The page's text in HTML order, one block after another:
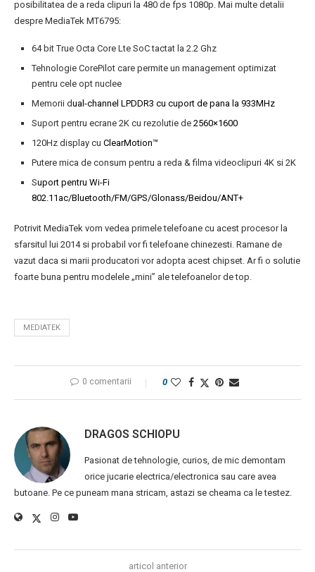
posibilitatea de a reda clipuri la 480 de fps 1080p. Mai multe detalii
despre MediaTek MT6795:
64 bit True Octa Core Lte SoC tactat la 2.2 Ghz
Tehnologie CorePilot care permite un management optimizat
pentru cele opt nuclee
Memorii dual-channel LPDDR3 cu cuport de pana la 933MHz
Suport pentru ecrane 2K cu rezolutie de 2560×1600
120Hz display cu ClearMotion™
Putere mica de consum pentru a reda & filma videoclipuri 4K si 2K
Suport pentru Wi-Fi
802.11ac/Bluetooth/FM/GPS/Glonass/Beidou/ANT+
Potrivit MediaTek vom vedea primele telefoane cu acest procesor la
sfarsitul lui 2014 si probabil vor fi telefoane chinezesti. Ramane de
vazut daca si marii producatori vor adopta acest chipset. Ar fi o solutie
foarte buna pentru modelele „mini” ale telefoanelor de top.
MEDIATEK
0 comentarii 0
DRAGOS SCHIOPU
Pasionat de tehnologie, curios, de mic demontam
orice jucarie electrica/electronica sau care avea
butoane. Pe ce puneam mana stricam, astazi se cheama ca le testez.
articol anterior